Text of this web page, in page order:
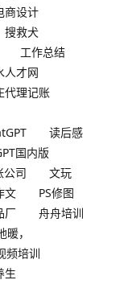
商设计
搜救犬
工作总结
人才网
代理记账
读后感
国内版
公司
文玩
文
PS修图
厂
舟舟培训
，
频培训
生